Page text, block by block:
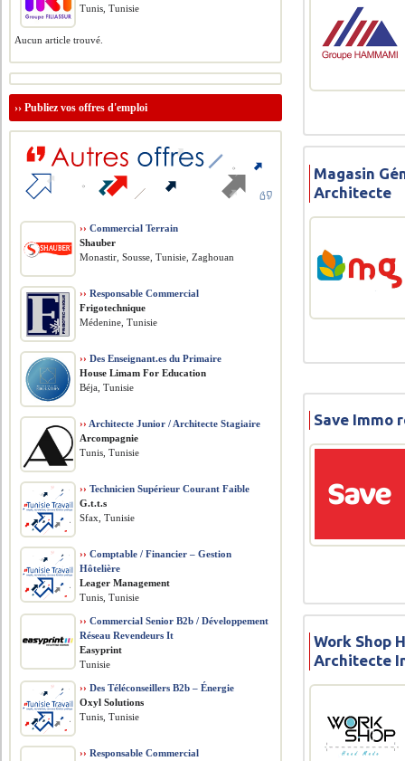
Magasin
Architecte
Save Immo
Work Shop
Architecte
Tunis, Tunisie
Aucun article trouvé.
››Publiez vos offres d'emploi
›› Commercial Terrain
Shauber
Monastir, Sousse, Tunisie, Zaghouan
›› Responsable Commercial
Frigotechnique
Médenine, Tunisie
›› Des Enseignant.es du Primaire
House Limam For Education
Béja, Tunisie
›› Architecte Junior / Architecte Stagiaire
Arcompagnie
Tunis, Tunisie
›› Technicien Supérieur Courant Faible
G.t.t.s
Sfax, Tunisie
›› Comptable / Financier – Gestion
Hôtelière
Leager Management
Tunis, Tunisie
›› Commercial Senior B2b / Développement
Réseau Revendeurs It
Easyprint
Tunisie
›› Des Téléconseillers B2b – Énergie
Oxyl Solutions
Tunis, Tunisie
›› Responsable Commercial